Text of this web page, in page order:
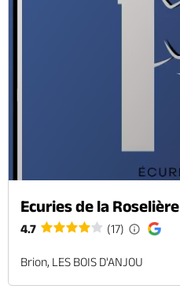
Ecuries de la Roselière
4.7 (17)
Brion, LES BOIS D'ANJOU